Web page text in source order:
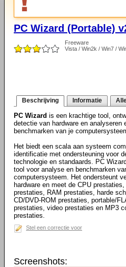
PC Wizard (Portable)
Freeware
Vista / Win2k / Win7 /
Beschrijving Informatie
PC Wizard is een krachtige tool,
detectie van hardware en analyseren
benchmarken van je
Het biedt een scala aan systeem
identificatie met ondersteuning voor
technologie en standaards. PC
tool voor analyse en benchmarken
computersysteem. Het ondersteunt
hardware en meet de CPU
prestaties, RAM prestaties, harde
CD/DVD-ROM prestaties, portable/
prestaties, video prestaties en MP3
prestaties.
Stel een correctie voor
Screenshots: